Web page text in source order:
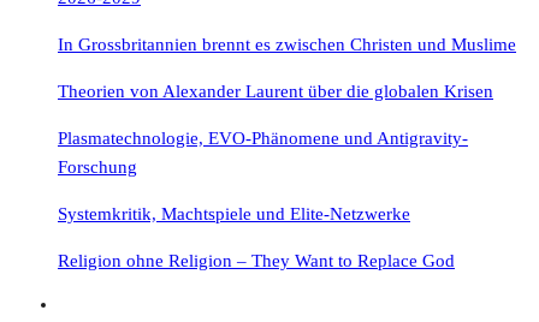
In Grossbritannien brennt es zwischen Christen und Muslime
Theorien von Alexander Laurent über die globalen Krisen
Plasmatechnologie, EVO-Phänomene und Antigravity-
Forschung
Systemkritik, Machtspiele und Elite-Netzwerke
Religion ohne Religion – They Want to Replace God